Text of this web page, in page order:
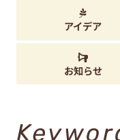
アイデア
お知らせ